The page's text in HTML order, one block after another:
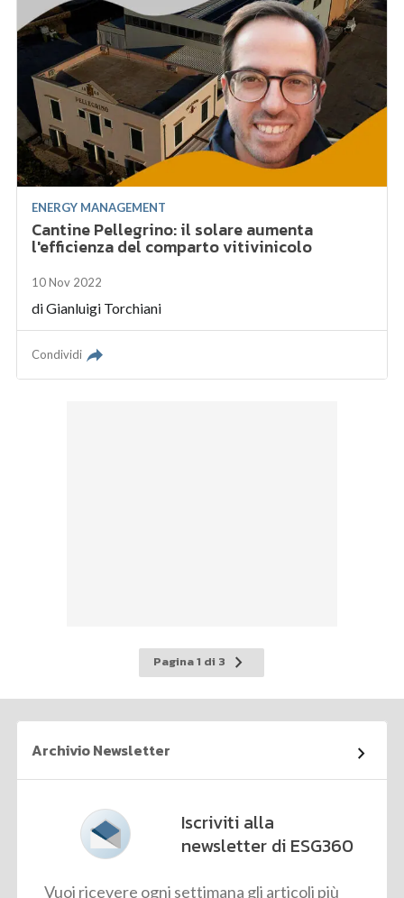
ENERGY MANAGEMENT
Cantine Pellegrino: il solare aumenta
l'efficienza del comparto vitivinicolo
10 Nov 2022
diGianluigi Torchiani
Condividi
Pagina 1 di 3
Pagina
successiva
Archivio Newsletter
Iscriviti alla
newsletter di ESG360
Vuoi ricevere ogni settimana gli articoli più